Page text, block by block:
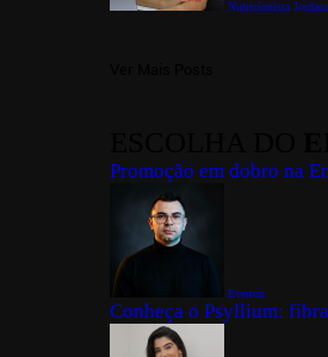
Nutricionista
Promoção em dobro na
Everton
Conheça o Psyllium: